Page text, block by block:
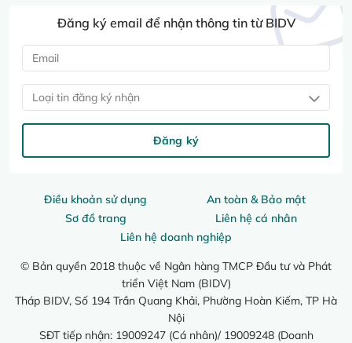
Điều khoản sử dụng
An toàn & Bảo mật
Sơ đồ trang
Liên hệ cá nhân
Liên hệ doanh nghiệp
© Bản quyền 2018 thuộc về Ngân hàng TMCP Đầu tư và Phát
triển Việt Nam (BIDV)
Tháp BIDV, Số 194 Trần Quang Khải, Phường Hoàn Kiếm, TP Hà
Nội
SĐT tiếp nhận: 19009247 (Cá nhân)/ 19009248 (Doanh
Đăng ký email để nhận thông tin từ BIDV
Loại tin đăng ký nhận
Đăng ký